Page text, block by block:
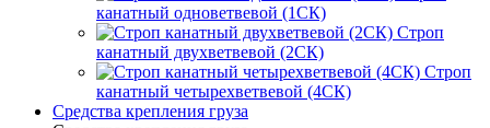
канатный одноветвевой (1СК)
Строп
канатный двухветвевой (2СК)
Строп
канатный четырехветвевой (4СК)
Средства крепления груза